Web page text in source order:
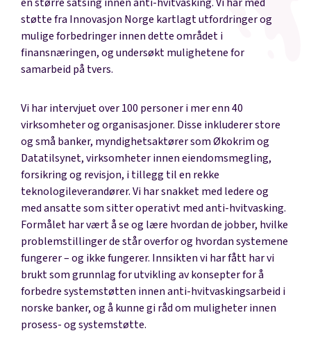
støtte fra Innovasjon Norge kartlagt utfordringer og
mulige forbedringer innen dette området i
finansnæringen, og undersøkt mulighetene for
samarbeid på tvers.
Vi har intervjuet over 100 personer i mer enn 40
virksomheter og organisasjoner. Disse inkluderer store
og små banker, myndighetsaktører som Økokrim og
Datatilsynet, virksomheter innen eiendomsmegling,
forsikring og revisjon, i tillegg til en rekke
teknologileverandører. Vi har snakket med ledere og
med ansatte som sitter operativt med anti-hvitvasking.
Formålet har vært å se og lære hvordan de jobber, hvilke
problemstillinger de står overfor og hvordan systemene
fungerer – og ikke fungerer. Innsikten vi har fått har vi
brukt som grunnlag for utvikling av konsepter for å
forbedre systemstøtten innen anti-hvitvaskingsarbeid i
norske banker, og å kunne gi råd om muligheter innen
prosess- og systemstøtte.